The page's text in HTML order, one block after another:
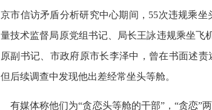
京市信访矛盾分析研究中心期间，55次违规乘
量技术监督局原党组书记、局长王詠违规乘坐飞
原副书记、市政府原市长李泽中，曾在书面述
但后续调查中发现他出差经常坐头等舱。
有媒体称他们为“贪恋头等舱的干部”，“贪恋”